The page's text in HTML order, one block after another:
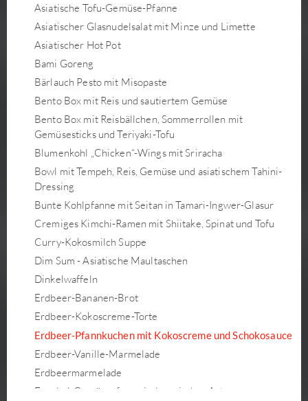
Asiatische Tofu-Gemüse-Pfanne
Asiatischer Glasnudelsalat mit Minze und Limette
Asiatischer Hot Pot
Bami Goreng
Bärlauch Pesto mit Misopaste
Bento Box mit Reis und sautiertem Gemüse
Bento Box mit Reisbällchen, Sommerrollen mit
Gemüsesticks und Teriyaki-Tofu
Blumenkohl „Chicken“-Wings mit Sriracha
Bowl mit Tempeh, Reis, Gemüse und asiatischem Tahini-
Dressing
Bunte Kohlpfanne mit Seitan in Tamari-Ingwer-Glasur
Cremiges Kimchi-Ramen mit Shiitake, Spinat und Tofu
Curry-Kokosmilch Suppe
Dim Sum - Asiatische Maultaschen
Dinkelwaffeln
Erdbeer-Bananen-Brot
Erdbeer-Kokoscreme-Torte
Erdbeer-Pfannkuchen mit Kokoscreme und Schokosauce
Erdbeer-Vanille-Marmelade
Erdbeermarmelade
Fenchel-Gemüsepfanne indonesischer Art